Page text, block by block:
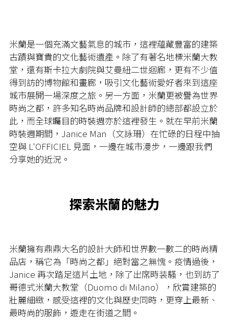
米蘭是一個充滿文藝氣息的城市，這裡蘊藏豐富的建築
古蹟與寶貴的文化藝術遺產。除了有著名地標米蘭大教
堂，還有斯卡拉大劇院與艾曼紐二世迴廊，更有不少值
得到訪的博物館和畫廊，吸引文化藝術愛好者來到這座
城市展開一場深度之旅。另一方面，米蘭更被譽為世界
時尚之都，許多知名時尚品牌和設計師的總部都設立於
此，而全球矚目的時裝週亦於這裡發生。就在早前米蘭
時裝週期間，Janice Man（文詠珊）在忙碌的日程中抽
空與 L'OFFICIEL 見面，一邊在城市漫步，一邊跟我們
分享她的近況。
探索米蘭的魅力
米蘭擁有鼎鼎大名的設計大師和世界數一數二的時尚精
品店，稱它為「時尚之都」絕對當之無愧。疫情過後，
Janice 再次踏足這片土地，除了出席時装騷，也到訪了
哥德式米蘭大教堂（Duomo di Milano），欣賞建築的
壯麗細緻，感受這裡的文化與歷史同時，更穿上最新、
最時尚的服飾，遊走在街道之間。